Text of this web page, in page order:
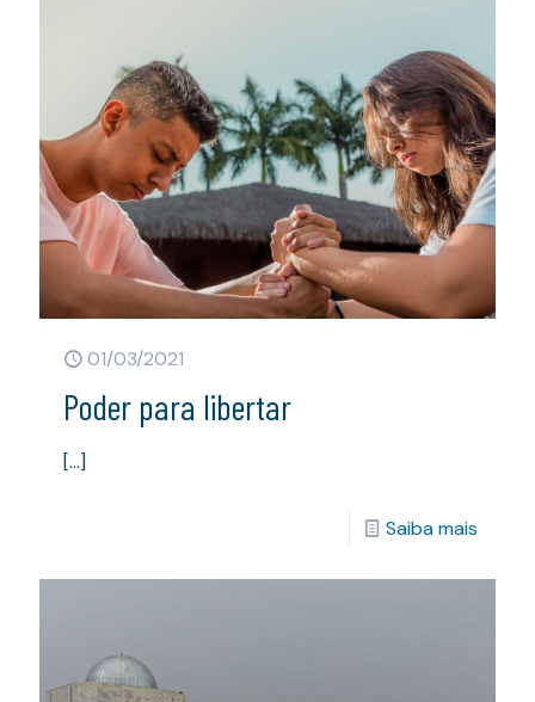
01/03/2021
Poder para libertar
[…]
Saiba mais